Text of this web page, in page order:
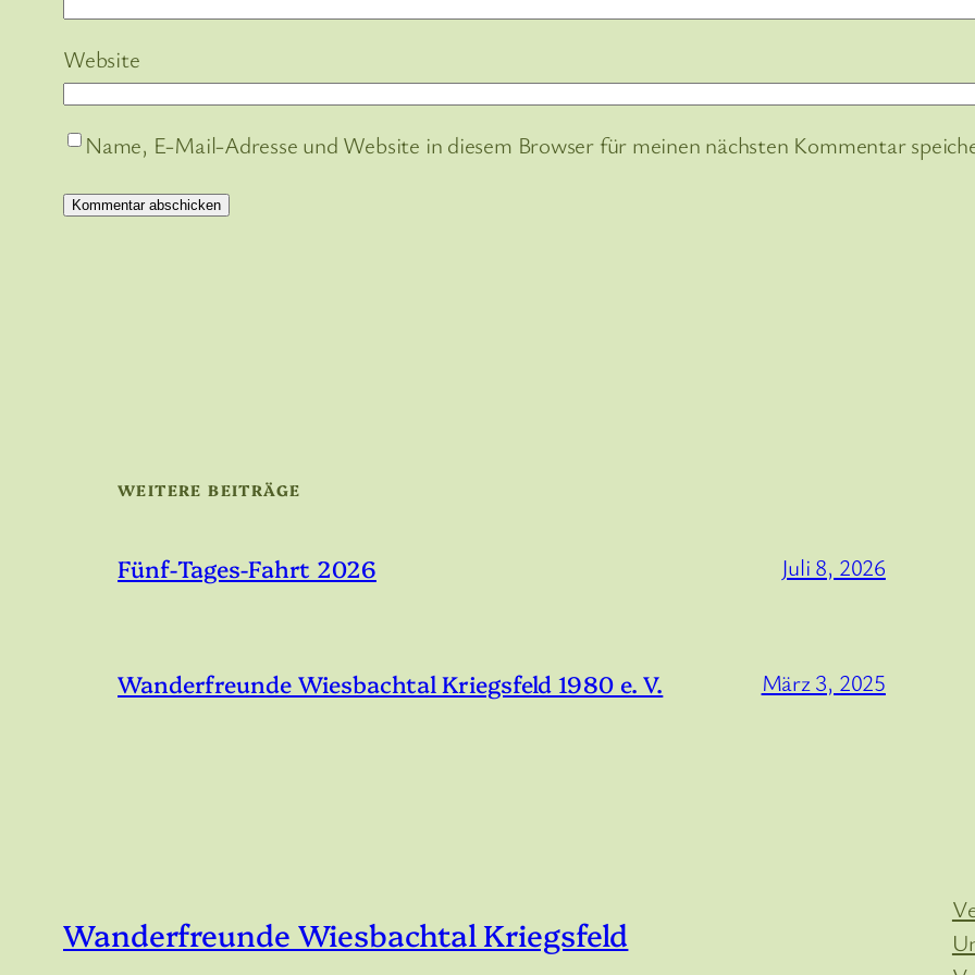
Website
Name, E-Mail-Adresse und Website in diesem Browser für meinen nächsten Kommentar
WEITERE BEITRÄGE
Fünf-Tages-Fahrt 2026 Juli 8, 2026
Wanderfreunde Wiesbachtal Kriegsfeld 1980 e. V. März 3, 2025
Wanderfreunde Wiesbachtal Kriegsfeld